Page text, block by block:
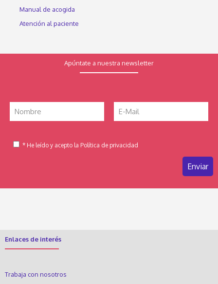
Manual de acogida
Atención al paciente
Apúntate a nuestra newsletter
* He leído y acepto la Política de privacidad
Enlaces de interés
Trabaja con nosotros